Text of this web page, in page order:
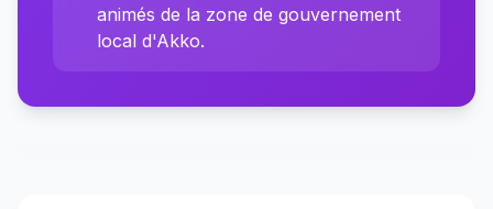
animés de la zone de gouvernement
local d'Akko.